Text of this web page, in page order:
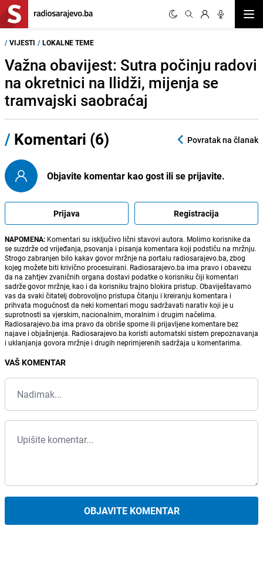
/ VIJESTI / LOKALNE TEME
Važna obavijest: Sutra počinju radovi
na okretnici na Ilidži, mijenja se
tramvajski saobraćaj
/ Komentari (6) Povratak na članak
Objavite komentar kao gost ili se prijavite.
Prijava Registracija
NAPOMENA: Komentari su isključivo lični stavovi autora. Molimo korisnike da
se suzdrže od vrijeđanja, psovanja i pisanja komentara koji podstiču na mržnju.
Strogo zabranjen bilo kakav govor mržnje na portalu radiosarajevo.ba, zbog
kojeg možete biti krivično procesuirani. Radiosarajevo.ba ima pravo i obavezu
da na zahtjev zvaničnih organa dostavi podatke o korisniku čiji komentari
sadrže govor mržnje, kao i da korisniku trajno blokira pristup. Obaviještavamo
vas da svaki čitatelj dobrovoljno pristupa čitanju i kreiranju komentara i
prihvata mogućnost da neki komentari mogu sadržavati narativ koji je u
suprotnosti sa vjerskim, nacionalnim, moralnim i drugim načelima.
Radiosarajevo.ba ima pravo da obriše sporne ili prijavljene komentare bez
najave i objašnjenja. Radiosarajevo.ba koristi automatski sistem prepoznavanja
i uklanjanja govora mržnje i drugih neprimjerenih sadržaja u komentarima.
VAŠ KOMENTAR
OBJAVITE KOMENTAR